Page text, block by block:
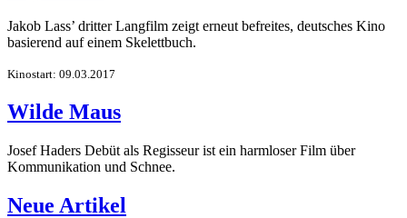
Jakob Lass’ dritter Langfilm zeigt erneut befreites, deutsches Kino
basierend auf einem Skelettbuch.
Kinostart: 09.03.2017
Wilde Maus
Josef Haders Debüt als Regisseur ist ein harmloser Film über
Kommunikation und Schnee.
Neue Artikel